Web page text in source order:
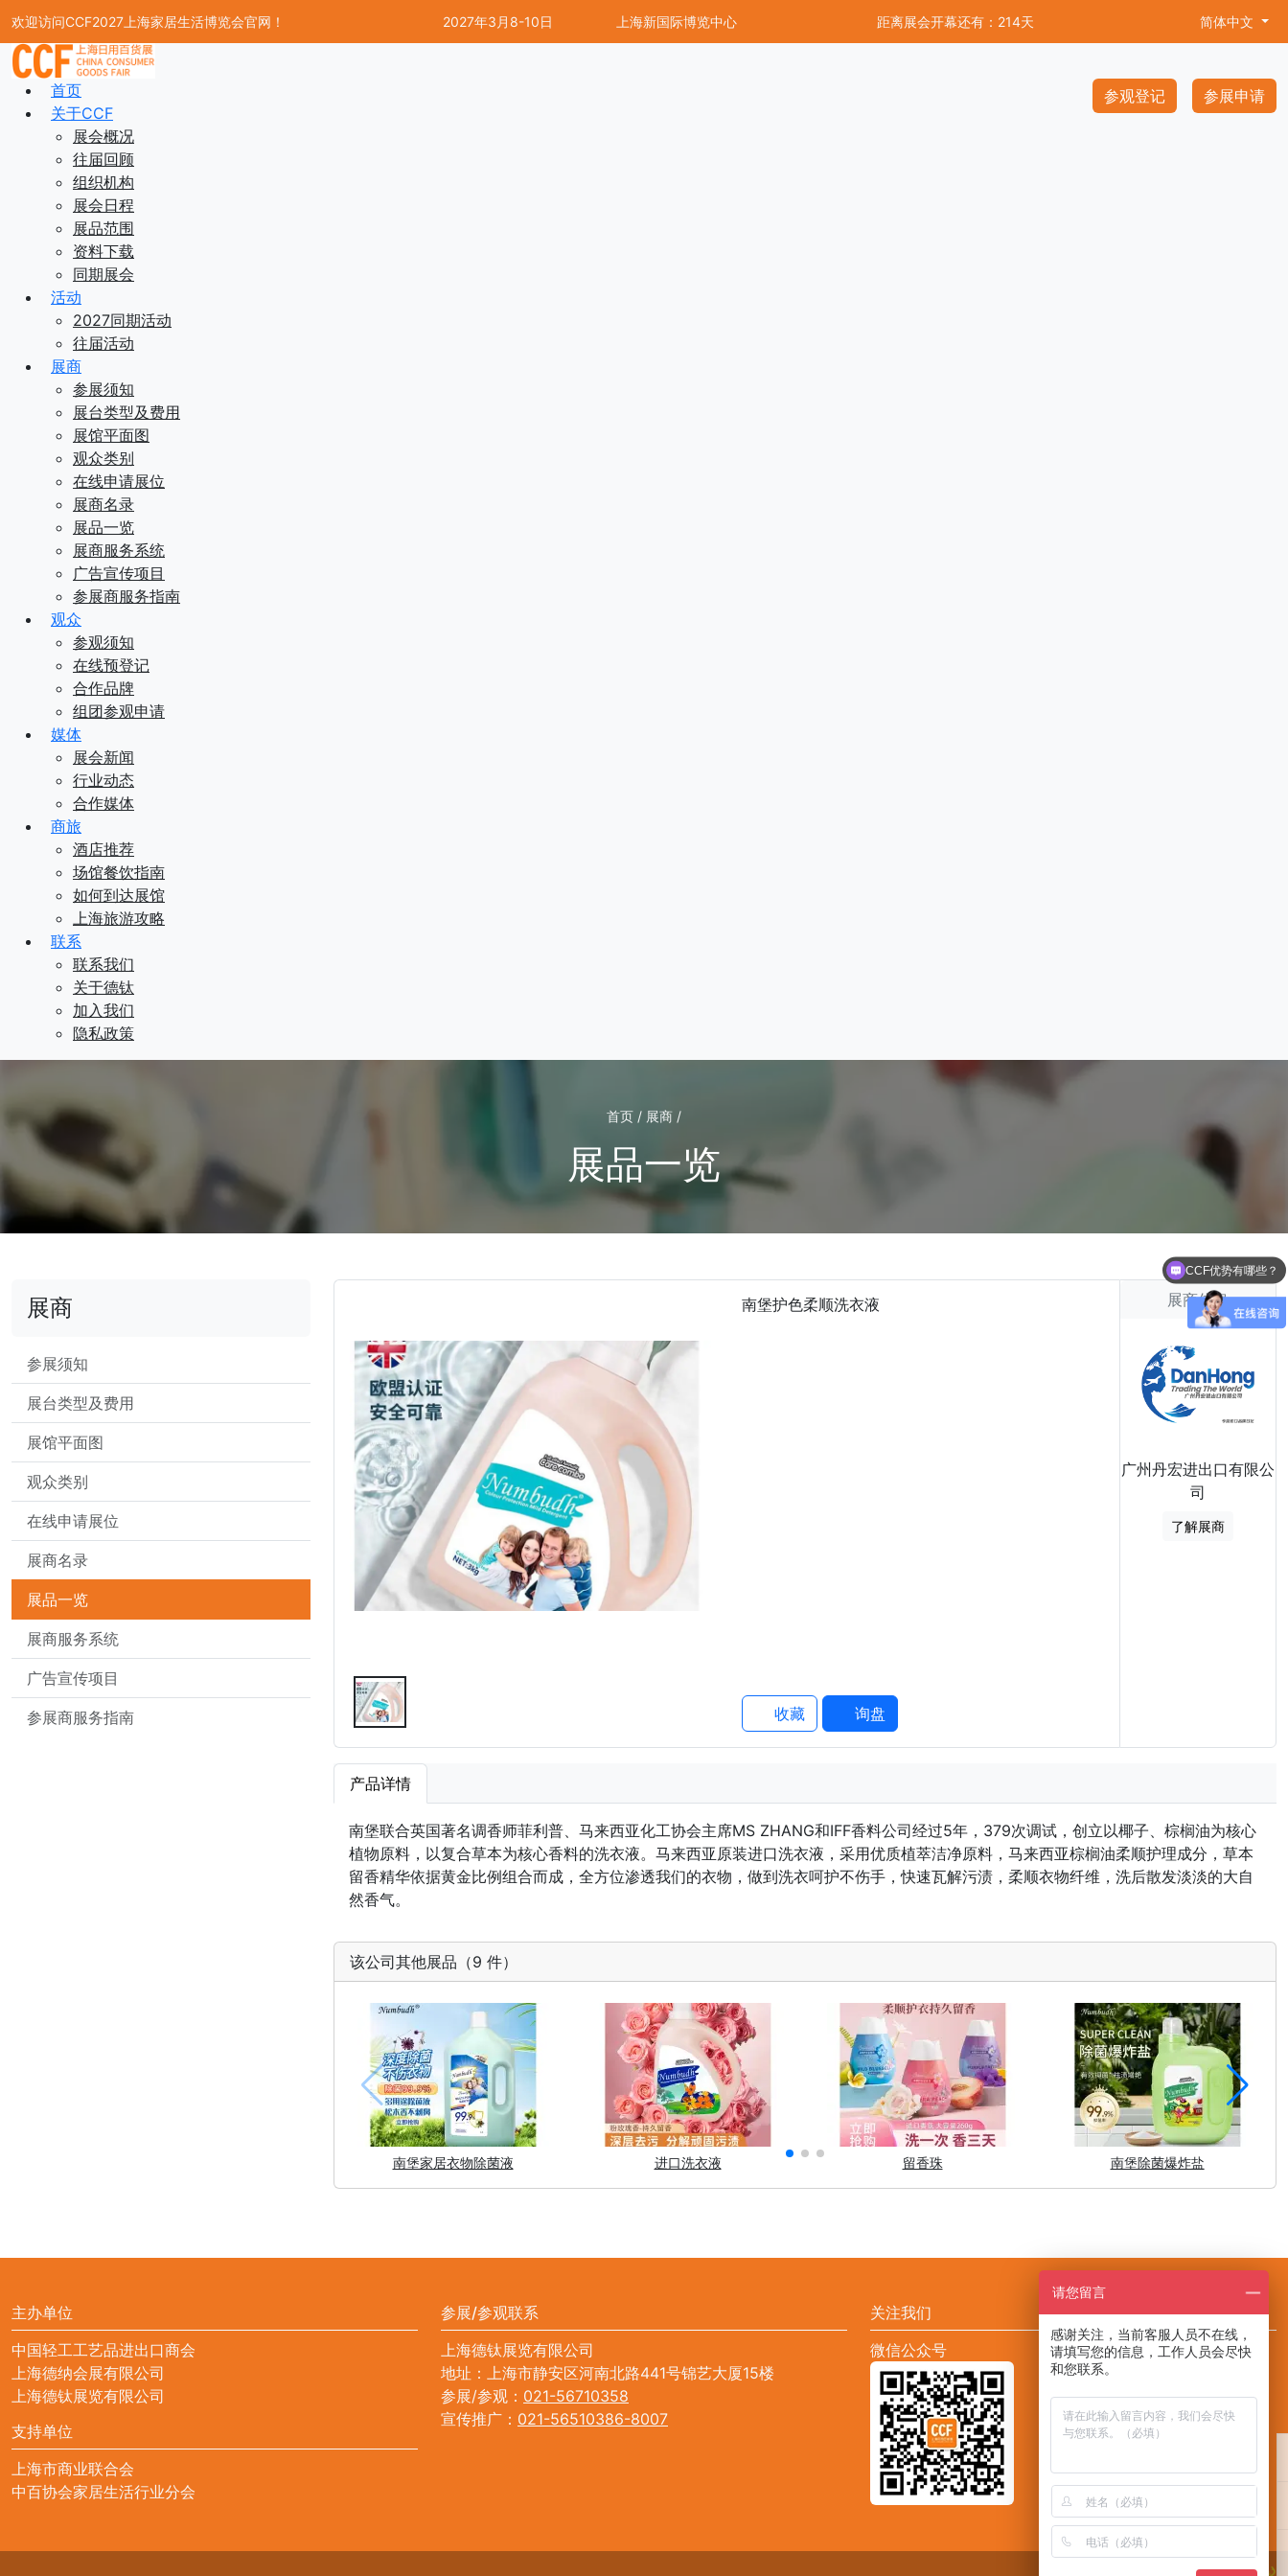
欢迎访问CCF2027上海家居生活博览会官网！ 2027年3月8-10日 上海新国际博览中心 距离展会开幕还有：214天 简体中文
参观登记 参展申请
首页
关于CCF
展会概况
往届回顾
组织机构
展会日程
展品范围
资料下载
同期展会
活动
2027同期活动
往届活动
展商
参展须知
展台类型及费用
展馆平面图
观众类别
在线申请展位
展商名录
展品一览
展商服务系统
广告宣传项目
参展商服务指南
观众
参观须知
在线预登记
合作品牌
组团参观申请
媒体
展会新闻
行业动态
合作媒体
商旅
酒店推荐
场馆餐饮指南
如何到达展馆
上海旅游攻略
联系
联系我们
关于德钛
加入我们
隐私政策
首页 / 展商 /
展品一览
展商
参展须知
展台类型及费用
展馆平面图
观众类别
在线申请展位
展商名录
展品一览
展商服务系统
广告宣传项目
参展商服务指南
南堡护色柔顺洗衣液
收藏 询盘
展商信息
广州丹宏进出口有限公
司
了解展商
产品详情
南堡联合英国著名调香师菲利普、马来西亚化工协会主席MS ZHANG和IFF香料公司经过5年，379次调试，创立以椰子、棕榈油为核心
植物原料，以复合草本为核心香料的洗衣液。马来西亚原装进口洗衣液，采用优质植萃洁净原料，马来西亚棕榈油柔顺护理成分，草本
留香精华依据黄金比例组合而成，全方位渗透我们的衣物，做到洗衣呵护不伤手，快速瓦解污渍，柔顺衣物纤维，洗后散发淡淡的大自
然香气。
该公司其他展品（9 件）
南堡家居衣物除菌液 进口洗衣液 留香珠 南堡除菌爆炸盐
主办单位
中国轻工工艺品进出口商会
上海德纳会展有限公司
上海德钛展览有限公司
支持单位
上海市商业联合会
中百协会家居生活行业分会
参展/参观联系
上海德钛展览有限公司
地址：上海市静安区河南北路441号锦艺大厦15楼
参展/参观： 021-56710358
宣传推广： 021-56510386-8007
关注我们
微信公众号
添加CCF展会助手小F
CCF优势有哪些？
请您留言
感谢关注，当前客服人员不在线，
请填写您的信息，工作人员会尽快
和您联系。